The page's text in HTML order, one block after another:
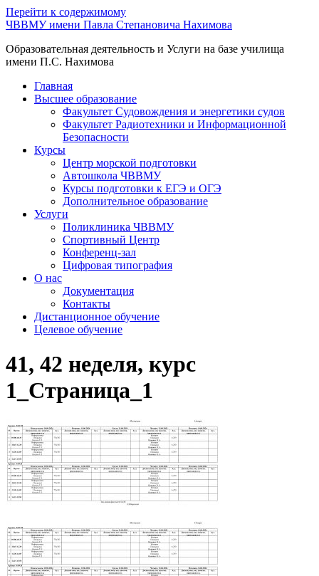
Перейти к содержимому
ЧВВМУ имени Павла Степановича Нахимова
Образовательная деятельность и Услуги на базе училища
имени П.С. Нахимова
Главная
Высшее образование
Факультет Судовождения и энергетики судов
Факультет Радиотехники и Информационной
Безопасности
Курсы
Центр морской подготовки
Автошкола ЧВВМУ
Курсы подготовки к ЕГЭ и ОГЭ
Дополнительное образование
Услуги
Поликлиника ЧВВМУ
Спортивный Центр
Конференц-зал
Цифровая типография
О нас
Документация
Контакты
Дистанционное обучение
Целевое обучение
41, 42 неделя, курс
1_Страница_1